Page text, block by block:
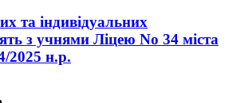
та індивідуальних
з учнями Ліцею No 34 міста
2025 н.р.